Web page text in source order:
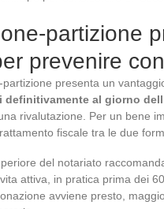
partizione
prevenire
partizione presenta un
definitivamente al giorno
rivalutazione. Per un bene
fiscale tra le due
del notariato
attiva, in pratica prima dei
avviene presto,